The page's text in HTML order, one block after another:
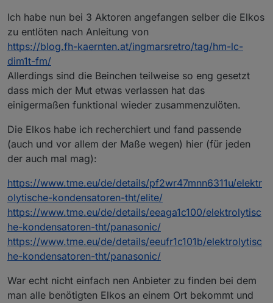
Ich habe nun bei 3 Aktoren angefangen selber die Elkos
zu entlöten nach Anleitung von
https://blog.fh-kaernten.at/ingmarsretro/tag/hm-lc-
dim1t-fm/
Allerdings sind die Beinchen teilweise so eng gesetzt
dass mich der Mut etwas verlassen hat das
einigermaßen funktional wieder zusammenzulöten.
Die Elkos habe ich recherchiert und fand passende
(auch und vor allem der Maße wegen) hier (für jeden
der auch mal mag):
https://www.tme.eu/de/details/pf2wr47mnn6311u/elektr
olytische-kondensatoren-tht/elite/
https://www.tme.eu/de/details/eeaga1c100/elektrolytisc
he-kondensatoren-tht/panasonic/
https://www.tme.eu/de/details/eeufr1c101b/elektrolytisc
he-kondensatoren-tht/panasonic/
War echt nicht einfach nen Anbieter zu finden bei dem
man alle benötigten Elkos an einem Ort bekommt und